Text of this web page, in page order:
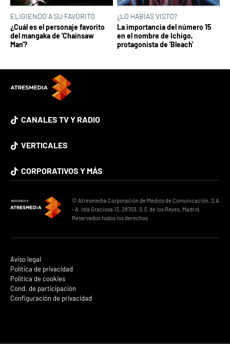
ELIGIENDO A SU FAVORITO
¿Cuál es el personaje favorito
del mangaka de 'Chainsaw
Man'?
¿LO HABÍAS VISTO?
La importancia del número 15
en el nombre de Ichigo,
protagonista de 'Bleach'
CANALES TV Y RADIO
VERTICALES
CORPORATIVOS Y MÁS
© Atresmedia Corporación de Medios de Comunicación, S.A
- A. Isla Graciosa 13, 28703, S.S. de los Reyes, Madrid.
Reservados todos los derechos
Aviso legal
Política de privacidad
Política de cookies
Cond. de participación
Configuración de privacidad